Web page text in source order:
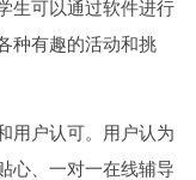
生可以通过软件进行
种有趣的活动和挑
用户认可。用户认为
心、一对一在线辅导